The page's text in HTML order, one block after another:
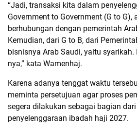
“Jadi, transaksi kita dalam
Government to Government (G to G),
berhubungan dengan pemerintah
Kemudian, dari G to B, dari
bisnisnya Arab Saudi, yaitu syarikah.
nya,” kata Wamenhaj.
Karena adanya tenggat waktu
meminta persetujuan agar proses
segera dilakukan sebagai bagian
penyelenggaraan ibadah haji 2027.